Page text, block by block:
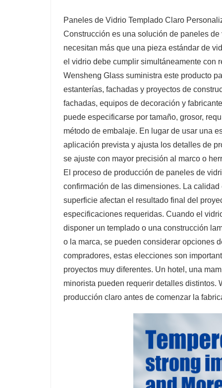
Paneles de Vidrio Templado Claro
Construcción es una solución de paneles
necesitan más que una pieza estándar de
el vidrio debe cumplir simultáneamente con
Wensheng Glass suministra este producto
estanterías, fachadas y proyectos de
fachadas, equipos de decoración y
puede especificarse por tamaño, grosor,
método de embalaje. En lugar de usar una
aplicación prevista y ajusta los detalles de
se ajuste con mayor precisión al marco o
El proceso de producción de paneles de
confirmación de las dimensiones. La
superficie afectan el resultado final del
especificaciones requeridas. Cuando el
disponer un templado o una construcción
o la marca, se pueden considerar opciones
compradores, estas elecciones son
proyectos muy diferentes. Un hotel, una
minorista pueden requerir detalles distintos.
producción claro antes de comenzar la